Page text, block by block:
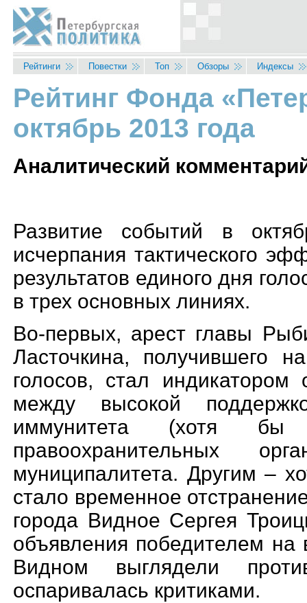
Перейти к основному содержанию
Рейтинги Повестки Топ Обзоры Индексы
Вы здесь
Рейтинг Фонда
октябрь 2013 года
Аналитический
Развитие событий в
исчерпания тактического
результатов единого дня
в трех основных линиях.
Во-первых, арест главы
Ласточкина, получившего
голосов, стал индикатором
между высокой
иммунитета (хотя бы
правоохранительных
муниципалитета. Другим –
стало временное
города Видное Сергея
объявления победителем
Видном выглядели
оспаривалась критиками.